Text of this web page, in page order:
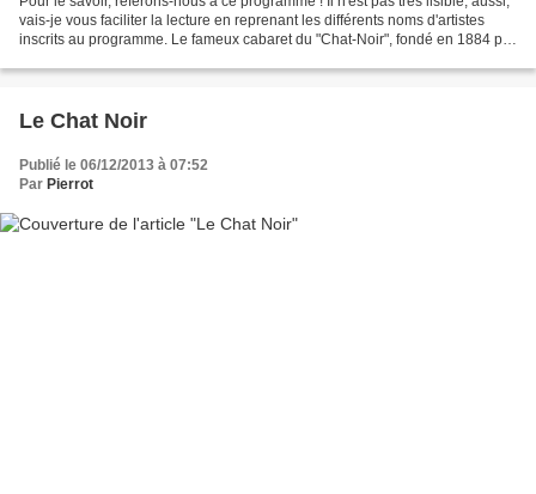
vais-je vous faciliter la lecture en reprenant les différents noms d'artistes
inscrits au programme. Le fameux cabaret du "Chat-Noir", fondé en 1884 par
Le Chat Noir
Publié le 06/12/2013 à 07:52
Par Pierrot